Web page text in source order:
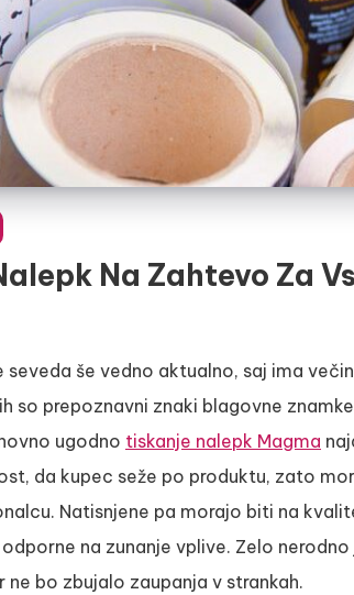
Na Zahtevo Za
seveda še vedno aktualno, saj ima
so prepoznavni znaki blagovne
ugodno tiskanje nalepk Magma
da kupec seže po produktu, zato
Natisnjene pa morajo biti na
na zunanje vplive. Zelo
ne bo zbujalo zaupanja v strankah.